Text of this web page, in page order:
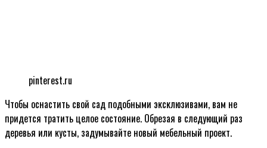
pinterest.ru
Чтобы оснастить свой сад подобными эксклюзивами, вам не
придется тратить целое состояние. Обрезая в следующий раз
деревья или кусты, задумывайте новый мебельный проект.